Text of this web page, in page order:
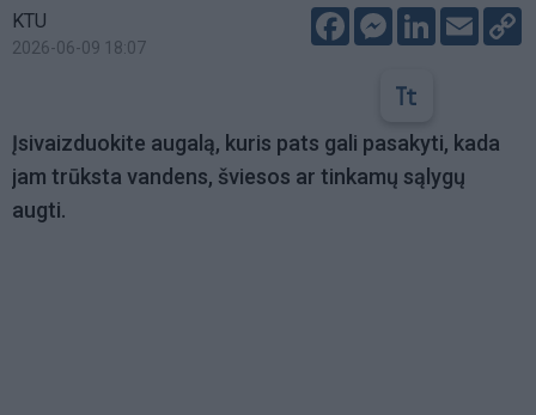
KTU
2026-06-09 18:07
FacebookMessenger
LinkedIn
Email
Įsivaizduokite augalą, kuris pats gali pasakyti, kada
jam trūksta vandens, šviesos ar tinkamų sąlygų
augti.